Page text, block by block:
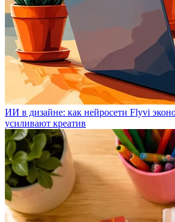
ИИ в дизайне: как нейросети Flyvi
усиливают креатив